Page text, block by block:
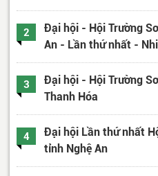
2
Đại hội - Hội Trường
An - Lần thứ nhất -
3
Đại hội - Hội Trường
Thanh Hóa
4
Đại hội Lần thứ nhất
tỉnh Nghệ An